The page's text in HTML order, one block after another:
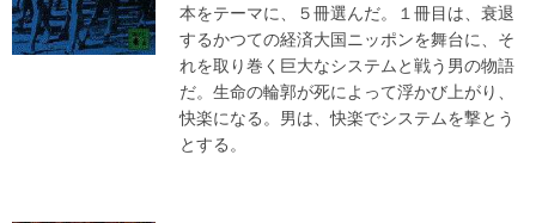
本をテーマに、５冊選んだ。１冊目は、衰退
するかつての経済大国ニッポンを舞台に、そ
れを取り巻く巨大なシステムと戦う男の物語
だ。生命の輪郭が死によって浮かび上がり、
快楽になる。男は、快楽でシステムを撃とう
とする。